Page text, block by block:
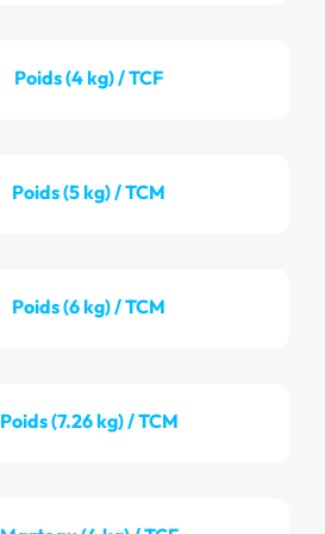
Poids (4 kg) / TCF
Poids (5 kg) / TCM
Poids (6 kg) / TCM
Poids (7.26 kg) / TCM